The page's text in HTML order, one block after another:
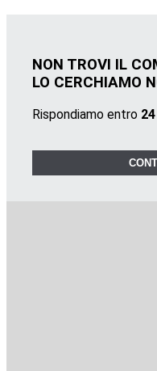
NON TROVI IL
LO CERCHIAMO
Rispondiamo entro